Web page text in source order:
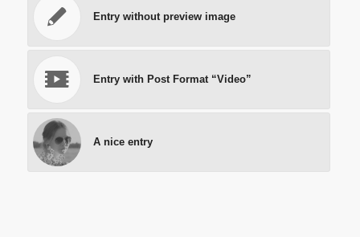
Entry without preview image
Entry with Post Format “Video”
A nice entry